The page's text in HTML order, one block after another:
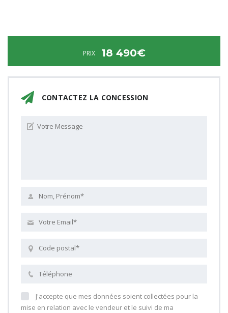
PRIX 18 490€
CONTACTEZ LA CONCESSION
J'accepte que mes données soient collectées pour la
mise en relation avec le vendeur et le suivi de ma